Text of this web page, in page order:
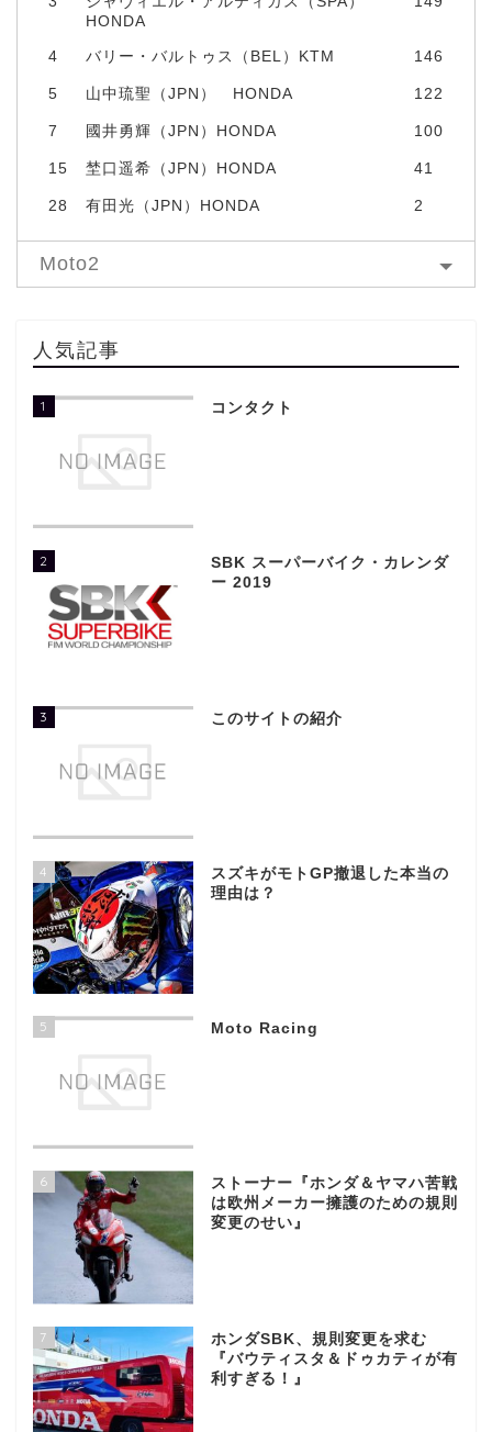
HONDA
4 バリー・バルトゥス（BEL）KTM 146
5 山中琉聖（JPN） HONDA 122
7 國井勇輝（JPN）HONDA 100
15 埜口遥希（JPN）HONDA 41
28 有田光（JPN）HONDA 2
Moto2
人気記事
1 コンタクト
2
SBK スーパーバイク・カレンダ
ー 2019
3 このサイトの紹介
4
スズキがモトGP撤退した本当の
理由は？
5 Moto Racing
6
ストーナー『ホンダ＆ヤマハ苦戦
は欧州メーカー擁護のための規則
変更のせい』
7
ホンダSBK、規則変更を求む
『バウティスタ＆ドゥカティが有
利すぎる！』